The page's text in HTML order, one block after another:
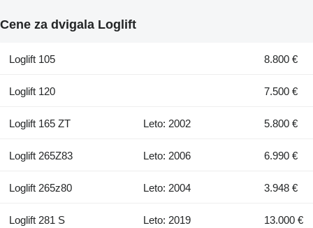
Cene za dvigala Loglift
Loglift 105 8.800 €
Loglift 120 7.500 €
Loglift 165 ZT Leto: 2002 5.800 €
Loglift 265Z83 Leto: 2006 6.990 €
Loglift 265z80 Leto: 2004 3.948 €
Loglift 281 S Leto: 2019 13.000 €